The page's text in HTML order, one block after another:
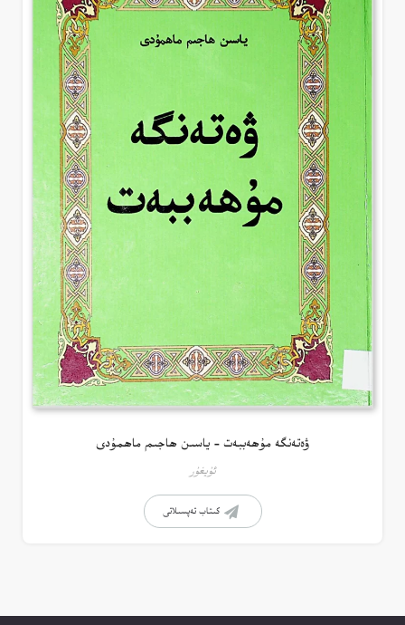
ۋەتەنگە مۇھەببەت – ياسىن ھاجىم ماھمۇدى
ئۇيغۇر
كىتاب تەپسىلاتى